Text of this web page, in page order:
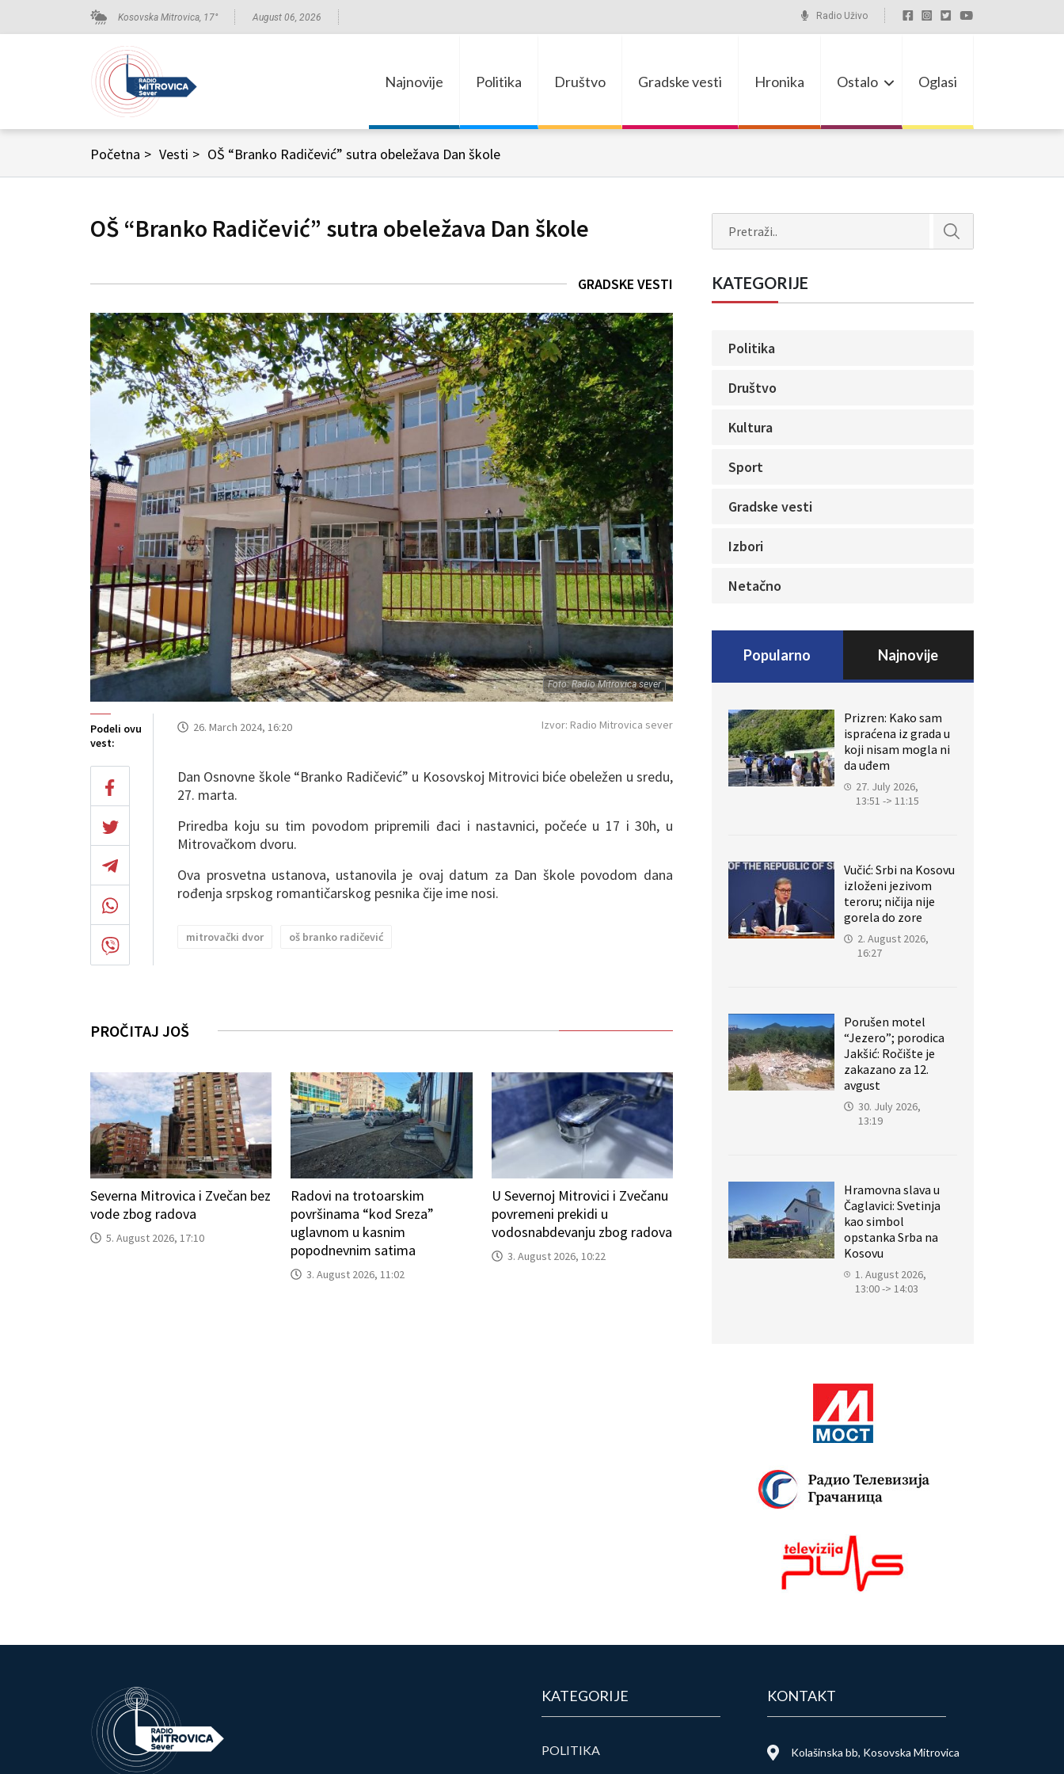
Kosovska Mitrovica, 17° August 06, 2026 Radio Uživo
Najnovije Politika Društvo Gradske vesti Hronika Ostalo Oglasi
Početna > Vesti > OŠ “Branko Radičević” sutra obeležava Dan škole
OŠ “Branko Radičević” sutra obeležava Dan škole
GRADSKE VESTI
Foto: Radio Mitrovica sever
Podeli ovu
vest:
26. March 2024, 16:20 Izvor: Radio Mitrovica sever
Dan Osnovne škole “Branko Radičević” u Kosovskoj Mitrovici biće obeležen u sredu,
27. marta.
Priredba koju su tim povodom pripremili đaci i nastavnici, počeće u 17 i 30h, u
Mitrovačkom dvoru.
Ova prosvetna ustanova, ustanovila je ovaj datum za Dan škole povodom dana
rođenja srpskog romantičarskog pesnika čije ime nosi.
mitrovački dvor oš branko radičević
PROČITAJ JOŠ
Severna Mitrovica i Zvečan bez
vode zbog radova
5. August 2026, 17:10
Radovi na trotoarskim
površinama “kod Sreza”
uglavnom u kasnim
popodnevnim satima
3. August 2026, 11:02
U Severnoj Mitrovici i Zvečanu
povremeni prekidi u
vodosnabdevanju zbog radova
3. August 2026, 10:22
KATEGORIJE
Politika
Društvo
Kultura
Sport
Gradske vesti
Izbori
Netačno
Popularno Najnovije
Prizren: Kako sam
ispraćena iz grada u
koji nisam mogla ni
da uđem
27. July 2026,
13:51 -> 11:15
Vučić: Srbi na Kosovu
izloženi jezivom
teroru; ničija nije
gorela do zore
2. August 2026,
16:27
Porušen motel
“Jezero”; porodica
Jakšić: Ročište je
zakazano za 12.
avgust
30. July 2026,
13:19
Hramovna slava u
Čaglavici: Svetinja
kao simbol
opstanka Srba na
Kosovu
1. August 2026,
13:00 -> 14:03
KATEGORIJE
POLITIKA
KONTAKT
Kolašinska bb, Kosovska Mitrovica